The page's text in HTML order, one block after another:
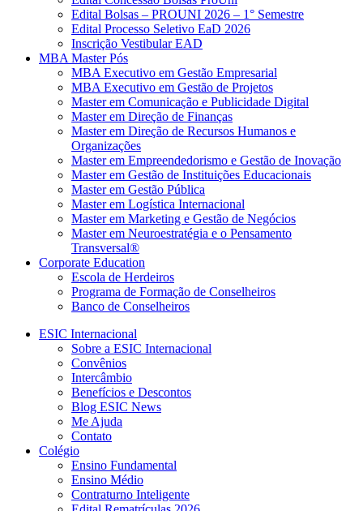
Edital Bolsas – PROUNI 2026 – 1° Semestre
Edital Processo Seletivo EaD 2026
Inscrição Vestibular EAD
MBA Master Pós
MBA Executivo em Gestão Empresarial
MBA Executivo em Gestão de Projetos
Master em Comunicação e Publicidade Digital
Master em Direção de Finanças
Master em Direção de Recursos Humanos e
Organizações
Master em Empreendedorismo e Gestão de Inovação
Master em Gestão de Instituições Educacionais
Master em Gestão Pública
Master em Logística Internacional
Master em Marketing e Gestão de Negócios
Master em Neuroestratégia e o Pensamento
Transversal®
Corporate Education
Escola de Herdeiros
Programa de Formação de Conselheiros
Banco de Conselheiros
ESIC Internacional
Sobre a ESIC Internacional
Convênios
Intercâmbio
Benefícios e Descontos
Blog ESIC News
Me Ajuda
Contato
Colégio
Ensino Fundamental
Ensino Médio
Contraturno Inteligente